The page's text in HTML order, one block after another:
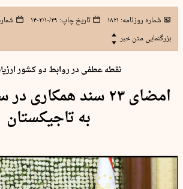
شماره روزنامه: ۱۸۲۱ تاریخ چاپ: ۱۴۰۳/۱۰/۲۹
بزرگنمایی متن خبر
نقطه عطفی در روابط دو کشور
امضای ۲۳ سند
به تاجیکستان